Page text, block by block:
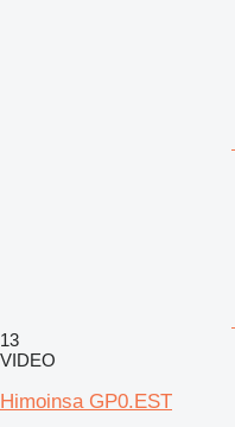
13
VIDEO
Himoinsa GP0.EST